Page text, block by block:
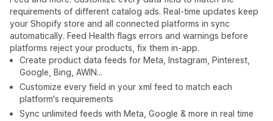
requirements of different catalog ads. Real-time updates keep
your Shopify store and all connected platforms in sync
automatically. Feed Health flags errors and warnings before
platforms reject your products, fix them in-app.
Create product data feeds for Meta, Instagram, Pinterest,
Google, Bing, AWIN...
Customize every field in your xml feed to match each
platform's requirements
Sync unlimited feeds with Meta, Google & more in real time